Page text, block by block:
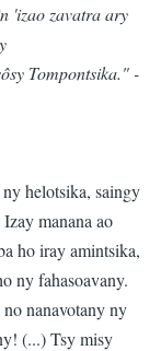
'izao zavatra ary
Tompontsika." -
helotsika, saingy
manana ao
ho iray amintsika,
ny fahasoavany.
nanavotany ny
(...) Tsy misy